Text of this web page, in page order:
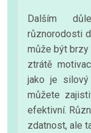
Dalším
různorodosti
může být brzy
ztrátě
jako je silový
můžete
efektivní.
zdatnost, ale